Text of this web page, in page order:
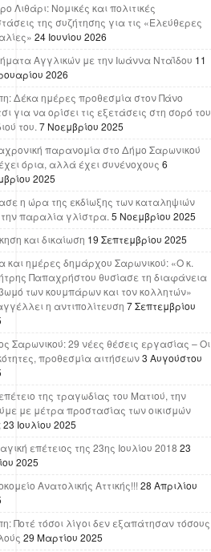
Λιθάρι: Νομικές και πολιτικές
της συζήτησης για τις «Ελεύθερες
24 Ιουνίου 2026
Αγγλικών με την Ιωάννα Νταΐδου 11
2026
Δέκα ημέρες προθεσμία στον Πάνο
για να ορίσει τις εξετάσεις στη σορό του
του. 7 Νοεμβρίου 2025
παρανομία στο Δήμο Σαρωνικού
όρια, αλλά έχει συνένοχους 6
2025
η ώρα της εκδίωξης των καταληψιών
παραλία γλίστρα. 5 Νοεμβρίου 2025
και δικαίωση 19 Σεπτεμβρίου 2025
και ημέρες δημάρχου Σαρωνικού: «Ο κ.
Παπαχρήστου θυσίασε τη διαφάνεια
των κουμπάρων και τον κολλητών»
η αντιπολίτευση 7 Σεπτεμβρίου
Σαρωνικού: 29 νέες θέσεις εργασίας – Οι
προθεσμία αιτήσεων3 Αυγούστου
της τραγωδίας του Ματιού, την
με μέτρα προστασίας των οικισμών
23 Ιουλίου 2025
επέτειος της 23ης Ιουλίου 2018 23
2025
Ανατολικής Αττικής!!! 28 Απριλίου
Ποτέ τόσοι λίγοι δεν εξαπάτησαν τόσους
29 Μαρτίου 2025